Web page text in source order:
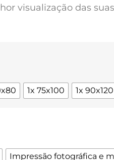
visualização das
1x 75x100 1x 90x120
Impressão fotográfica e